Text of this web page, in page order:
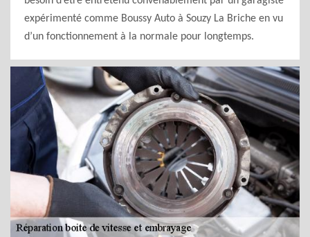
expérimenté comme Boussy Auto à Souzy La Briche en vu
d’un fonctionnement à la normale pour longtemps.